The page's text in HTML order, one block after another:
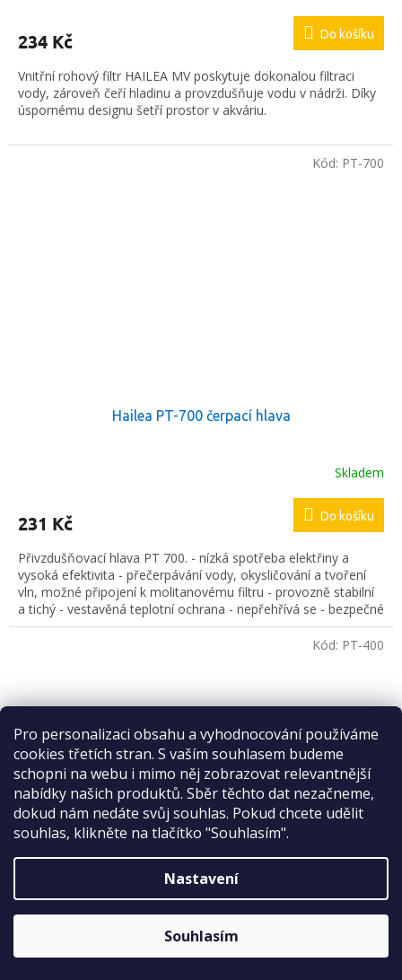
Pro personalizaci obsahu a vyhodnocování používáme
cookies třetích stran. S vaším souhlasem budeme
schopni na webu i mimo něj zobrazovat relevantnější
nabídky našich produktů. Sběr těchto dat nezačneme,
dokud nám nedáte svůj souhlas. Pokud chcete udělit
souhlas, klikněte na tlačítko "Souhlasím".
Nastavení
Souhlasím
je
z
5
hvězdiček.
234 Kč Do košíku
Vnitřní rohový filtr HAILEA MV poskytuje dokonalou filtraci
vody, zároveň čeří hladinu a provzdušňuje vodu v nádrži. Díky
úspornému designu šetří prostor v akváriu.
Hailea PT-700 čerpací hlava
Skladem
231 Kč Do košíku
Přivzdušňovací hlava PT 700. - nízká spotřeba elektřiny a
vysoká efektivita - přečerpávání vody, okysličování a tvoření
vln, možné připojení k molitanovému filtru - provozně stabilní
a tichý - vestavěná teplotní ochrana - nepřehřívá se - bezpečné
a spolehlivé zařízení - rotor je instalován pod krytem, který se
dá jednoduše otevřít a komora rotoru snadno vyčistit -
Kód: PT-700
Hailea PT-400 čerpací hlava
Skladem
Kód: PT-400
Sleva 2 %
na první nákup
ODESLAT
Zásady zpracování osobních údajů